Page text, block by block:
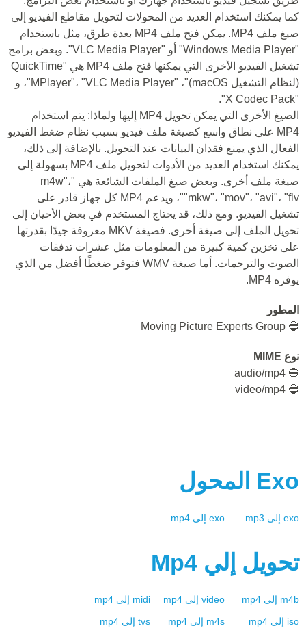
كما يمكنك استخدام العديد من المحولات لتحويل مقاطع الفيديو إلى
صيغ ملف MP4. يمكن فتح ملف MP4 بعدة طرق، مثل باستخدام
"Windows Media Player" أو "VLC Media Player". وبعض برامج
تشغيل الفيديو الأخرى التي يمكنها فتح ملف MP4 هي "QuickTime
(لنظام التشغيل macOS)"، "MPlayer"، "VLC Media Player"، و
"X Codec Pack".
الصيغ الأخرى التي يمكن تحويل MP4 إليها ولماذا: يتم استخدام
MP4 على نطاق واسع كصيغة ملف فيديو بسبب نظام ضغط الفيديو
الفعال الذي يمنع فقدان البيانات عند التحويل. بالإضافة إلى ذلك،
يمكنك استخدام العديد من الأدوات لتحويل ملف MP4 بسهولة إلى
صيغة ملف أخرى. وبعض صيغ الملفات الشائعة هي "m4w"،
"mkw"، "mov"، "avi"، "flv"، ويدعم MP4 كل جهاز قادر على
تشغيل الفيديو. ومع ذلك، قد يحتاج المستخدم في بعض الأحيان إلى
تحويل الملف إلى صيغة أخرى. فصيغة MKV معروفة جيدًا بقدرتها
على تخزين كمية كبيرة من المعلومات مثل عشرات تدفقات
الصوت والترجمات. أما صيغة WMV فتوفر ضغطًا أفضل من الذي
يوفره MP4.
المطور
🔵 Moving Picture Experts Group
نوع MIME
🔵 audio/mp4
🔵 video/mp4
Exo المحول
exo إلى mp3
exo إلى mp4
تحويل إلي Mp4
m4b إلى mp4
video إلى mp4
midi إلى mp4
iso إلى mp4
m4s إلى mp4
tvs إلى mp4